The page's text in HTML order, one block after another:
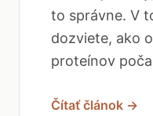
to správne. V
dozviete, ako
proteínov
Čítať článok →